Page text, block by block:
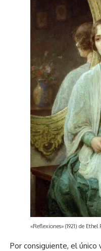
«Reflexiones» (1921) de
Por consiguiente, el